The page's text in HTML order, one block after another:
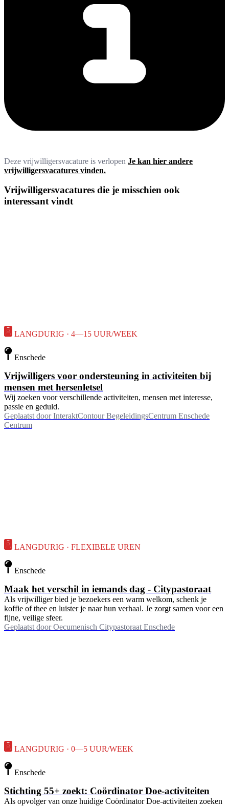
Deze vrijwilligersvacature is verlopen Je kan hier andere
vrijwilligersvacatures vinden.
Vrijwilligersvacatures die je misschien ook
interessant vindt
LANGDURIG · 4—15 UUR/WEEK
Enschede
Vrijwilligers voor ondersteuning in activiteiten bij
mensen met hersenletsel
Wij zoeken voor verschillende activiteiten, mensen met interesse,
passie en geduld.
Geplaatst door InteraktContour BegeleidingsCentrum Enschede
Centrum
LANGDURIG · FLEXIBELE UREN
Enschede
Maak het verschil in iemands dag - Citypastoraat
Als vrijwilliger bied je bezoekers een warm welkom, schenk je
koffie of thee en luister je naar hun verhaal. Je zorgt samen voor een
fijne, veilige sfeer.
Geplaatst door Oecumenisch Citypastoraat Enschede
LANGDURIG · 0—5 UUR/WEEK
Enschede
Stichting 55+ zoekt: Coördinator Doe-activiteiten
Als opvolger van onze huidige Coördinator Doe-activiteiten zoeken